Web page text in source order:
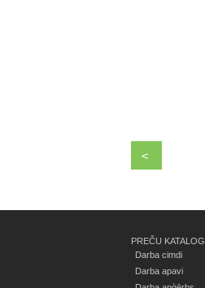
<
PREČU
Darba cimdi
Darba apavi